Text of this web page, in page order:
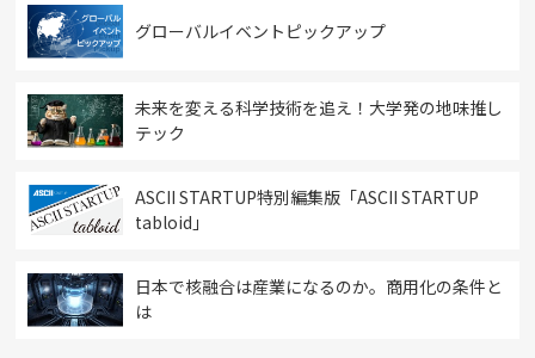
グローバルイベントピックアップ
未来を変える科学技術を追え！大学発の地味推し
テック
ASCII STARTUP特別編集版「ASCII STARTUP
tabloid」
日本で核融合は産業になるのか。商用化の条件と
は